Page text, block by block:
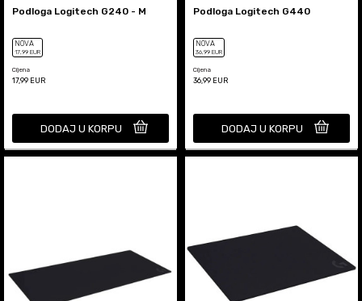
Podloga Logitech G240 - M
NOVA
17,99 EUR
Cijena
17,99 EUR
DODAJ U KORPU
Podloga Logitech G440
NOVA
36,99 EUR
Cijena
36,99 EUR
DODAJ U KORPU